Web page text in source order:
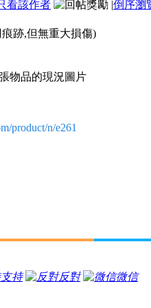
看該作者 |倒序瀏
跡,但無重大損傷)
物品的現況圖片
product/n/e261
支持 反對 微信